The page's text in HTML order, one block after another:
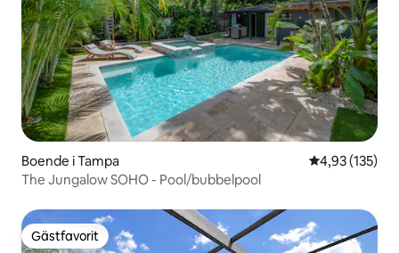
Boende i Tampa 4,93 av 5 i
4,93 (135)
The Jungalow SOHO - Pool/bubbelpool
Gästfavorit
Gästfavorit